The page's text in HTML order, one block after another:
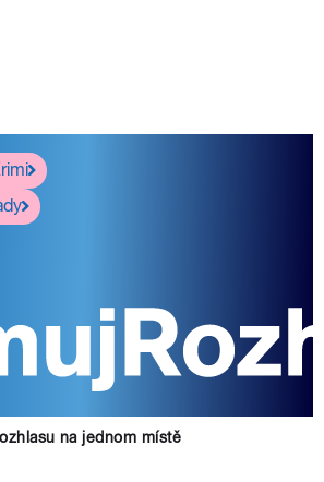
na jednom místě